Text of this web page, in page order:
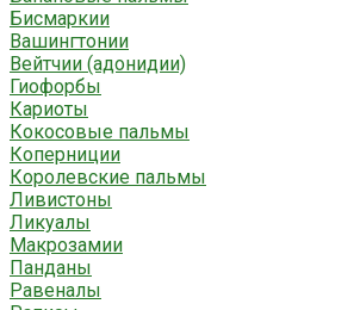
Бисмаркии
Вашингтонии
Вейтчии (адонидии)
Гиофорбы
Кариоты
Кокосовые пальмы
Коперниции
Королевские пальмы
Ливистоны
Ликуалы
Макрозамии
Панданы
Равеналы